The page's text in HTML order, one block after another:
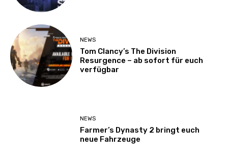
NEWS
Tom Clancy’s The Division
Resurgence – ab sofort für euch
verfügbar
NEWS
Farmer’s Dynasty 2 bringt euch
neue Fahrzeuge